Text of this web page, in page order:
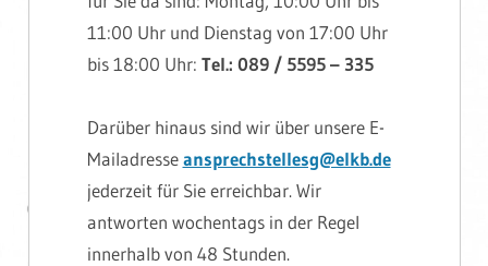
11:00 Uhr und Dienstag von 17:00 Uhr
bis 18:00 Uhr: Tel.: 089 / 5595 – 335
Darüber hinaus sind wir über unsere E-
Mailadresseansprechstellesg@elkb.de
jederzeit für Sie erreichbar. Wir
antworten wochentags in der Regel
innerhalb von 48 Stunden.